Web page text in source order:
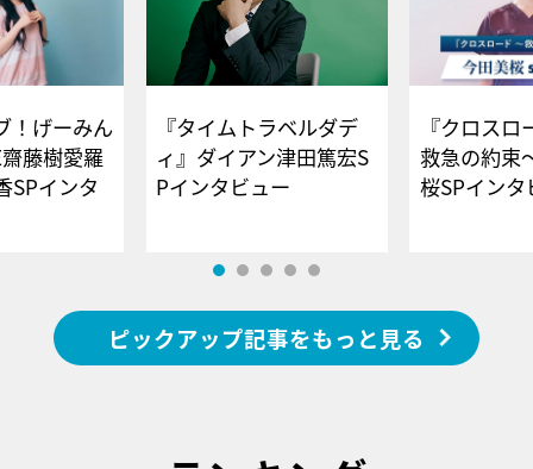
！げーみん
藤樹愛羅
SPインタ
『タイムトラベルダデ
ィ』ダイアン津田篤宏S
Pインタビュー
『クロス
救急の約束
桜SPイ
ピックアップ記事をもっと見る